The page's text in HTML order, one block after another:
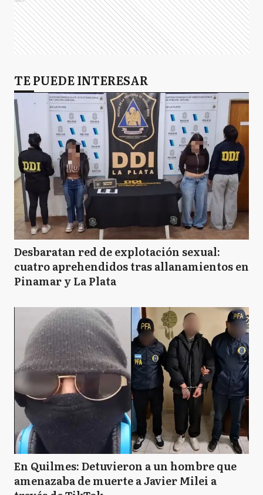
TE PUEDE INTERESAR
Desbaratan red de explotación sexual:
cuatro aprehendidos tras allanamientos en
Pinamar y La Plata
En Quilmes: Detuvieron a un hombre que
amenazaba de muerte a Javier Milei a